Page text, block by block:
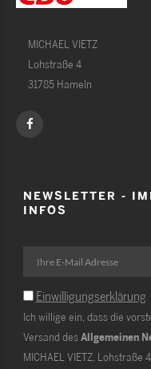
MICHAEL VIETZ
Lohstraße 4
31785 Hameln
NEWSLETTER -
INFOS
Einwilligungserklärung
Ich willige ein, dass die
Versand desAllgemeinen
MICHAEL VIETZ, Lohstraße